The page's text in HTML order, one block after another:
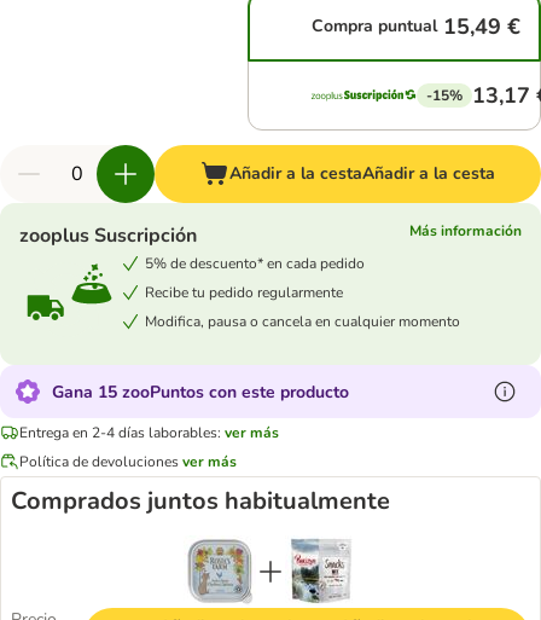
Compra puntual 15,49 €
-15% 13,17
Añadir a la cestaAñadir a la cesta
zooplus Suscripción
Más información
5% de descuento* en cada pedido
Recibe tu pedido regularmente
Modifica, pausa o cancela en cualquier momento
Gana 15 zooPuntos con este producto
Entrega en 2-4 días laborables: ver más
Política de devolucionesver más
Comprados juntos habitualmente